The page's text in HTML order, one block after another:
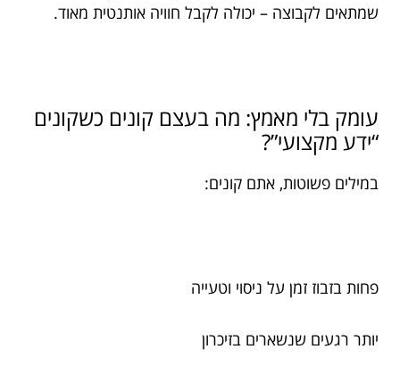
שמתאים לקבוצה – יכולה לקבל חוויה אותנטית מאוד.
עומק בלי מאמץ: מה בעצם קונים כשקונים
“ידע מקצועי”?
במילים פשוטות, אתם קונים:
פחות בזבוז זמן על ניסוי וטעייה
יותר רגעים שנשארים בזיכרון